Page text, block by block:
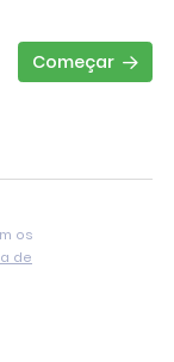
Começar
os
de